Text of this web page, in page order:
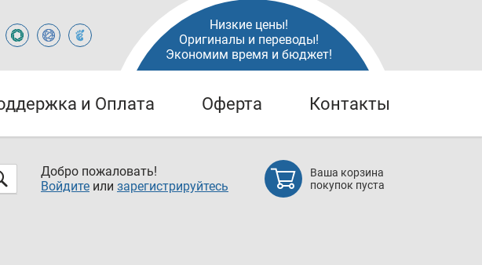
Низкие цены!
Оригиналы и переводы!
Экономим время и бюджет!
и Оплата Оферта Контакты
Добро пожаловать!
Войдите или зарегистрируйтесь
Ваша корзина
покупок пуста